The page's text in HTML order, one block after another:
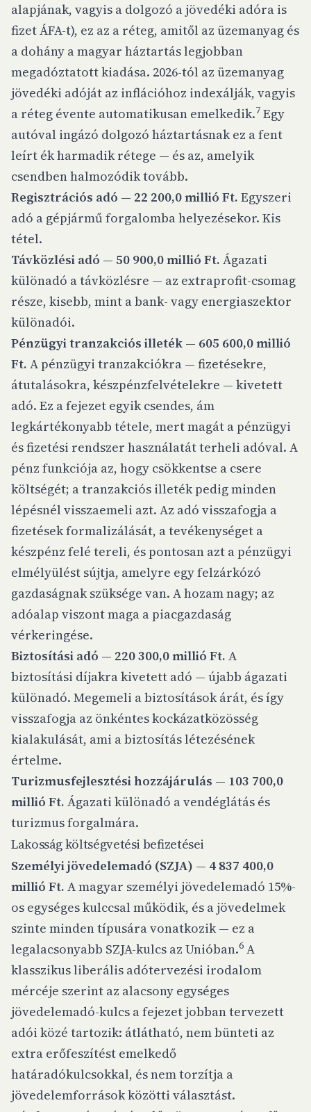
alapjának, vagyis a dolgozó a jövedéki adóra is
fizet ÁFA-t), ez az a réteg, amitől az üzemanyag és
a dohány a magyar háztartás legjobban
megadóztatott kiadása. 2026-tól az üzemanyag
jövedéki adóját az inflációhoz indexálják, vagyis
a réteg évente automatikusan emelkedik.7 Egy
autóval ingázó dolgozó háztartásnak ez a fent
leírt ék harmadik rétege — és az, amelyik
csendben halmozódik tovább.
Regisztrációs adó — 22 200,0 millió Ft. Egyszeri
adó a gépjármű forgalomba helyezésekor. Kis
tétel.
Távközlési adó — 50 900,0 millió Ft. Ágazati
különadó a távközlésre — az extraprofit-csomag
része, kisebb, mint a bank- vagy energiaszektor
különadói.
Pénzügyi tranzakciós illeték — 605 600,0 millió
Ft. A pénzügyi tranzakciókra — fizetésekre,
átutalásokra, készpénzfelvételekre — kivetett
adó. Ez a fejezet egyik csendes, ám
legkártékonyabb tétele, mert magát a pénzügyi
és fizetési rendszer használatát terheli adóval. A
pénz funkciója az, hogy csökkentse a csere
költségét; a tranzakciós illeték pedig minden
lépésnél visszaemeli azt. Az adó visszafogja a
fizetések formalizálását, a tevékenységet a
készpénz felé tereli, és pontosan azt a pénzügyi
elmélyülést sújtja, amelyre egy felzárkózó
gazdaságnak szüksége van. A hozam nagy; az
adóalap viszont maga a piacgazdaság
vérkeringése.
Biztosítási adó — 220 300,0 millió Ft. A
biztosítási díjakra kivetett adó — újabb ágazati
különadó. Megemeli a biztosítások árát, és így
visszafogja az önkéntes kockázatközösség
kialakulását, ami a biztosítás létezésének
értelme.
Turizmusfejlesztési hozzájárulás — 103 700,0
millió Ft. Ágazati különadó a vendéglátás és
turizmus forgalmára.
Lakosság költségvetési befizetései
Személyi jövedelemadó (SZJA) — 4 837 400,0
millió Ft. A magyar személyi jövedelemadó 15%-
os egységes kulccsal működik, és a jövedelmek
szinte minden típusára vonatkozik — ez a
legalacsonyabb SZJA-kulcs az Unióban.6 A
klasszikus liberális adótervezési irodalom
mércéje szerint az alacsony egységes
jövedelemadó-kulcs a fejezet jobban tervezett
adói közé tartozik: átlátható, nem bünteti az
extra erőfeszítést emelkedő
határadókulcsokkal, és nem torzítja a
jövedelemforrások közötti választást.